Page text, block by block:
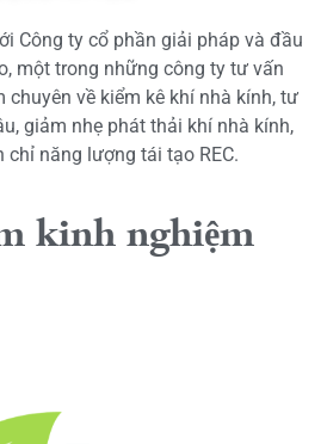
Công ty cổ phần giải pháp và đầu
một trong những công ty tư vấn
chuyên về kiểm kê khí nhà kính, tư
giảm nhẹ phát thải khí nhà kính,
chỉ năng lượng tái tạo REC.
kinh nghiệm